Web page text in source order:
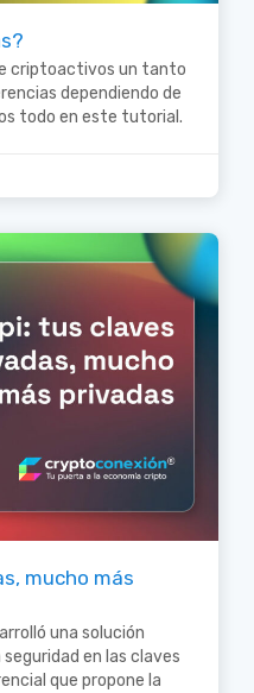
criptoactivos un tanto
dependiendo de
todo en este tutorial.
mucho más
una solución
en las claves
que propone la